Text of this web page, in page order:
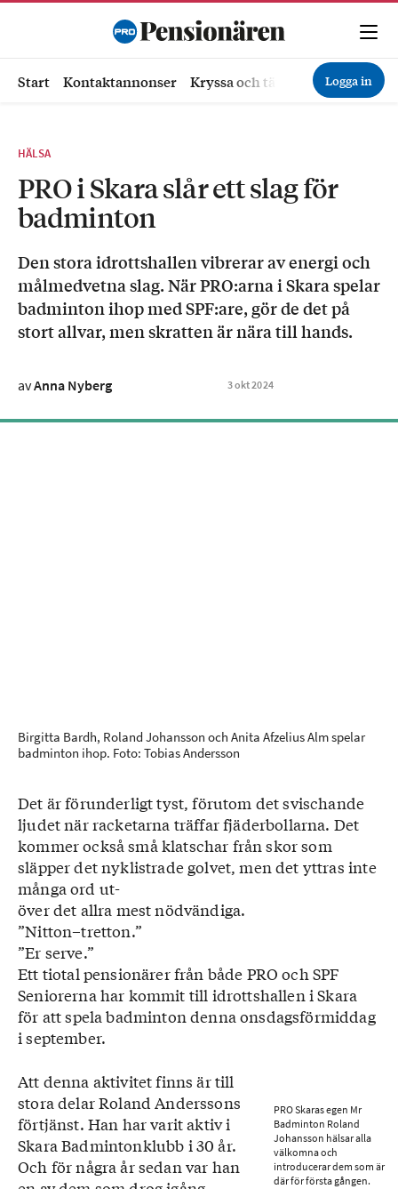
Start Kontaktannonser Kryssa och tävla Ekonomi
Logga in
HÄLSA
PRO i Skara slår ett slag för
badminton
Den stora idrottshallen vibrerar av energi och
målmedvetna slag. När PRO:arna i Skara spelar
badminton ihop med SPF:are, gör de det på
stort allvar, men skratten är nära till hands.
avAnna Nyberg 3okt2024
Birgitta Bardh, Roland Johansson och Anita Afzelius Alm spelar
badminton ihop. Foto: Tobias Andersson
Det är förunderligt tyst, förutom det svischande
ljudet när racketarna träffar fjäderbollarna. Det
kommer också små klatschar från skor som
släpper det nyklistrade golvet, men det yttras inte
många ord ut-
över det allra mest nödvändiga.
”Nitton–tretton.”
”Er serve.”
Ett tiotal pensionärer från både PRO och SPF
Seniorerna har kommit till idrottshallen i Skara
för att spela badminton denna onsdagsförmiddag
i september.
PRO Skaras egen Mr
Badminton Roland
Johansson hälsar alla
välkomna och
introducerar dem som är
där för första gången.
Att denna aktivitet finns är till
stora delar Roland Anderssons
förtjänst. Han har varit aktiv i
Skara Badmintonklubb i 30 år.
Och för några år sedan var han